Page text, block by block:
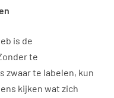
is de
te
zwaar te labelen, kun
kijken wat zich